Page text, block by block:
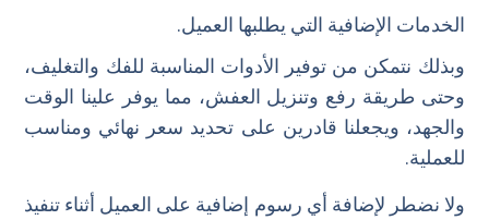
الخدمات الإضافية التي يطلبها العميل.
وبذلك نتمكن من توفير الأدوات المناسبة للفك والتغليف،
وحتى طريقة رفع وتنزيل العفش، مما يوفر علينا الوقت
والجهد، ويجعلنا قادرين على تحديد سعر نهائي ومناسب
للعملية.
ولا نضطر لإضافة أي رسوم إضافية على العميل أثناء تنفيذ